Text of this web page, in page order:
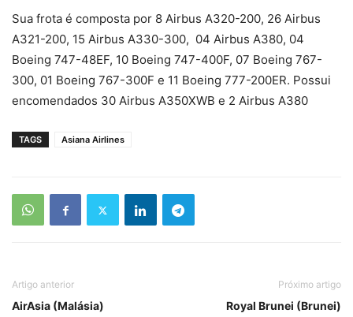
Sua frota é composta por 8 Airbus A320-200, 26 Airbus
A321-200, 15 Airbus A330-300, 04 Airbus A380, 04
Boeing 747-48EF, 10 Boeing 747-400F, 07 Boeing 767-
300, 01 Boeing 767-300F e 11 Boeing 777-200ER. Possui
encomendados 30 Airbus A350XWB e 2 Airbus A380
TAGS Asiana Airlines
Artigo anterior
AirAsia (Malásia)
Próximo artigo
Royal Brunei (Brunei)